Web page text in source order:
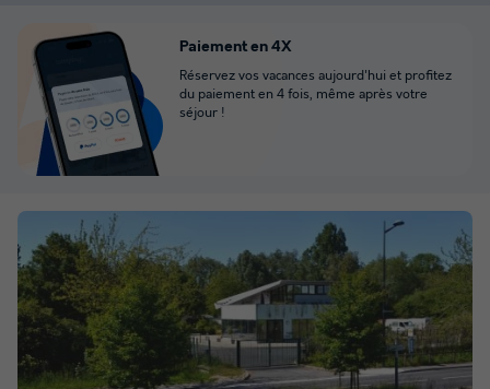
Paiement en 4X
Réservez vos vacances aujourd'hui et profitez
du paiement en 4 fois, même après votre
séjour !